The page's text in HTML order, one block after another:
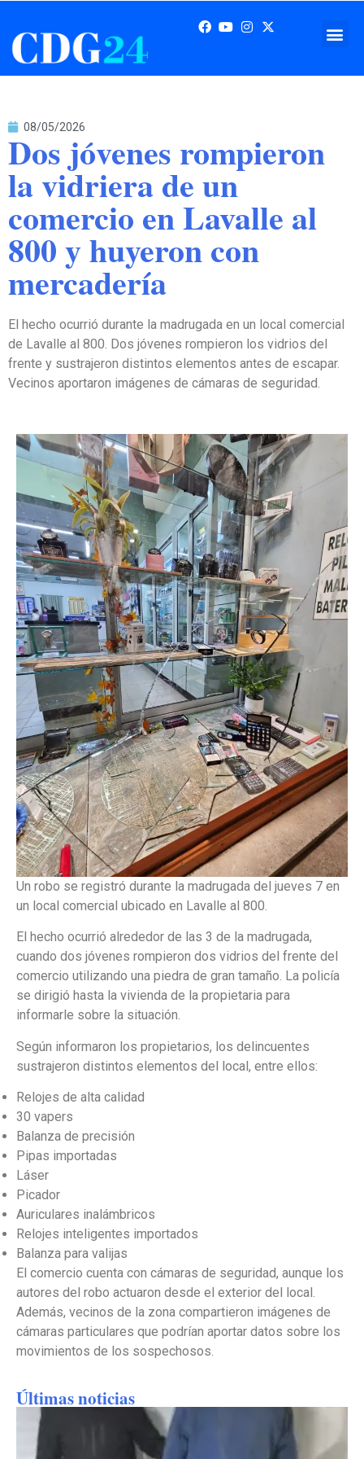
08/05/2026
Dos jóvenes rompieron
la vidriera de un
comercio en Lavalle al
800 y huyeron con
mercadería
El hecho ocurrió durante la madrugada en un local comercial
de Lavalle al 800. Dos jóvenes rompieron los vidrios del
frente y sustrajeron distintos elementos antes de escapar.
Vecinos aportaron imágenes de cámaras de seguridad.
Un robo se registró durante la madrugada del jueves 7 en
un local comercial ubicado en Lavalle al 800.
El hecho ocurrió alrededor de las 3 de la madrugada,
cuando dos jóvenes rompieron dos vidrios del frente del
comercio utilizando una piedra de gran tamaño. La policía
se dirigió hasta la vivienda de la propietaria para
informarle sobre la situación.
Según informaron los propietarios, los delincuentes
sustrajeron distintos elementos del local, entre ellos:
Relojes de alta calidad
30 vapers
Balanza de precisión
Pipas importadas
Láser
Picador
Auriculares inalámbricos
Relojes inteligentes importados
Balanza para valijas
El comercio cuenta con cámaras de seguridad, aunque los
autores del robo actuaron desde el exterior del local.
Además, vecinos de la zona compartieron imágenes de
cámaras particulares que podrían aportar datos sobre los
movimientos de los sospechosos.
Últimas noticias